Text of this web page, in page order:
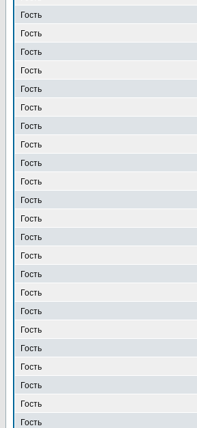
Гость
Гость
Гость
Гость
Гость
Гость
Гость
Гость
Гость
Гость
Гость
Гость
Гость
Гость
Гость
Гость
Гость
Гость
Гость
Гость
Гость
Гость
Гость